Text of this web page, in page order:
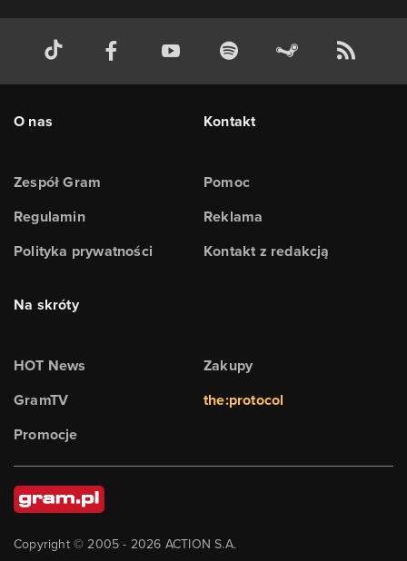
O nas
Zespół Gram
Regulamin
Polityka prywatności
Kontakt
Pomoc
Reklama
Kontakt z redakcją
Na skróty
HOT News
GramTV
Promocje
Zakupy
the:protocol
Copyright © 2005 - 2026 ACTION S.A.